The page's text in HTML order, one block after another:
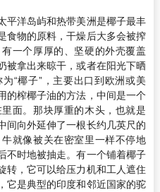
平洋岛屿和热带美洲是椰子最丰
食物的原料，干燥后大多会被搾
一个厚厚的、坚硬的外壳覆盖
被拿出来晾干，或者在阳光下晒
“椰子”，主要出口到欧洲或美
的榨椰子油的方法，中间是一个
面。那块厚重的木头，也就是
间向外延伸了一根长约几英尺的
就像被关在密室里一样不停地
不时地被抽走。有一个铺着椰子
转，它可以给压力机和工人遮住
它是典型的印度和邻近国家的驼